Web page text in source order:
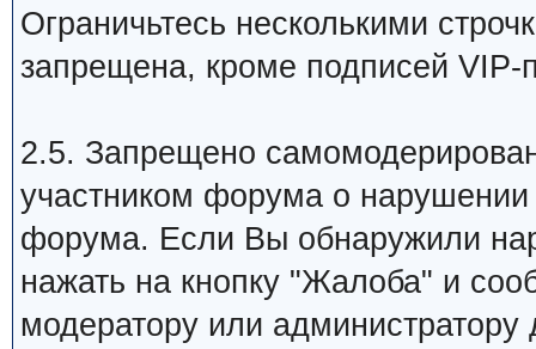
Ограничьтесь несколькими
запрещена, кроме подписей VIP-
2.5. Запрещено
участником форума о
форума. Если Вы обнаружили
нажать на кнопку "Жалоба" и
модератору или